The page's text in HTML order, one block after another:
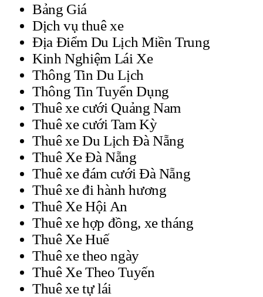
Bảng Giá
Dịch vụ thuê xe
Địa Điểm Du Lịch Miền Trung
Kinh Nghiệm Lái Xe
Thông Tin Du Lịch
Thông Tin Tuyển Dụng
Thuê xe cưới Quảng Nam
Thuê xe cưới Tam Kỳ
Thuê xe Du Lịch Đà Nẵng
Thuê Xe Đà Nẵng
Thuê xe đám cưới Đà Nẵng
Thuê xe đi hành hương
Thuê Xe Hội An
Thuê xe hợp đồng, xe tháng
Thuê Xe Huế
Thuê xe theo ngày
Thuê Xe Theo Tuyến
Thuê xe tự lái